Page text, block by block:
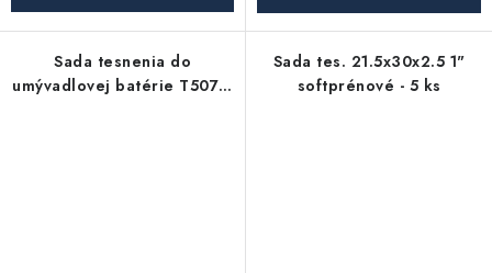
Sada tesnenia do
umývadlovej batérie T507 a
Sada tes. 21.5x30x2.5 1"
softprénové - 5 ks